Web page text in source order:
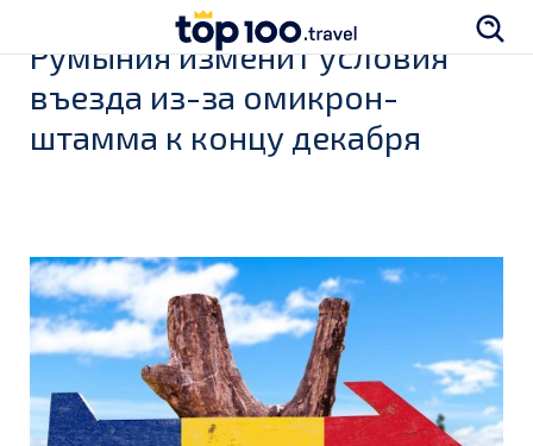
Румыния изменит условия
въезда из-за омикрон-
штамма к концу декабря